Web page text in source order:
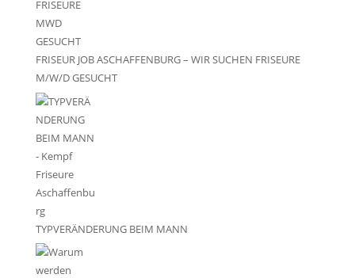
FRISEUR JOB ASCHAFFENBURG – WIR SUCHEN FRISEURE
M/W/D GESUCHT
TYPVERÄNDERUNG BEIM MANN